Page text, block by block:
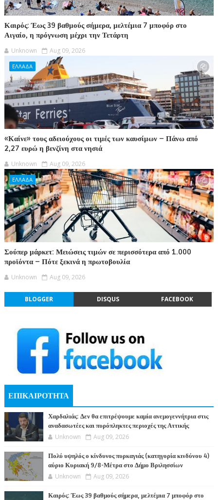
Καιρός: Έως 39 βαθμούς σήμερα, μελτέμια 7 μποφόρ στο
Αιγαίο, η πρόγνωση μέχρι την Τετάρτη
Unknown Aug 09, 2026
ΕΛΛΑΔΑ
«Καίνε» τους αδειούχους οι τιμές των καυσίμων – Πάνω από
2,27 ευρώ η βενζίνη στα νησιά
Unknown Aug 09, 2026
ΕΛΛΑΔΑ
Σούπερ μάρκετ: Μειώσεις τιμών σε περισσότερα από 1.000
προϊόντα – Πότε ξεκινά η πρωτοβουλία
Unknown Aug 09, 2026
BLOGGER DISQUS FACEBOOK
ΕΠΙΚΑΙΡΟΤΗΤΑ
Χαρδαλιάς: Δεν θα επιτρέψουμε καμία ανεμογεννήτρια στις
αναδασωτέες και πυρόπληκτες περιοχές της Αττικής
Unknown Aug 09, 2026
Πολύ υψηλός ο κίνδυνος πυρκαγιάς (κατηγορία κινδύνου 4)
αύριο Κυριακή 9/8-Μέτρα στο Δήμο Βριλησσίων
Unknown Aug 09, 2026
Καιρός: Έως 39 βαθμούς σήμερα, μελτέμια 7 μποφόρ στο